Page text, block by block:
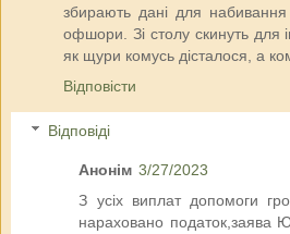
збирають дані для
офшори. Зі столу скинуть для
як щури комусь дісталося, а
Відповісти
Відповіді
Анонім 3/27/2023
З усіх виплат допомоги
нараховано податок,заява